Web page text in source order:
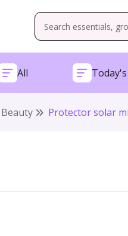
All
Protector solar